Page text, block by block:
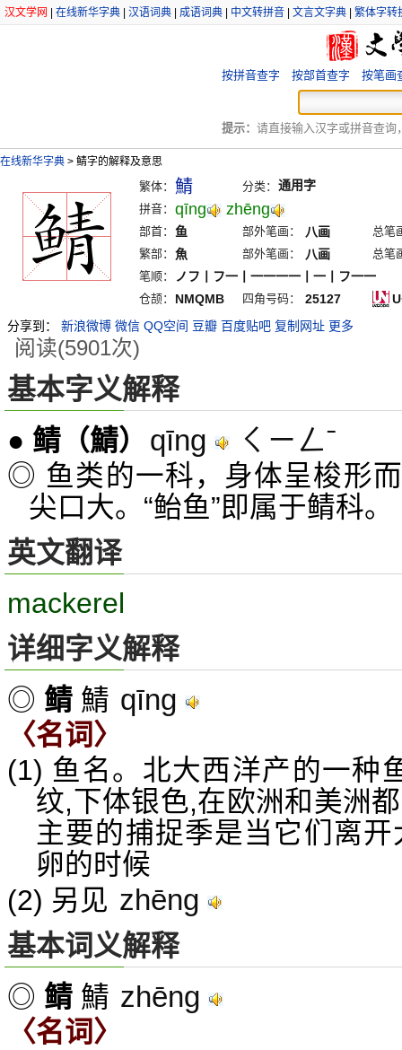
汉文学网 在线新华字典 汉语词典 成语词典 中文转拼音 文言文字典 繁体字转
按拼音查字 按部首查字 按笔画
提示： 请直接输入汉字或拼音查询
在线新华字典 > 鲭字的解释及意思
繁体： 鯖 分类： 通用字
拼音： qīng zhēng
部首： 鱼 部外笔画： 八画
总笔
繁部： 魚 部外笔画： 八画
总笔
笔顺：
ノフ丨フ一丨一一一一丨一丨フ一一
仓颉： NMQMB 四角号码： 25127
分享到：
新浪微博 微信 QQ空间 豆瓣 百度贴吧 复制网址 更多
阅读(5901次)
基本字义解释
● 鲭 （鯖） qīng ㄑㄧㄥˉ
◎ 鱼类的一科，身体呈梭形
尖口大。“鲐鱼”即属于鲭科。
英文翻译
mackerel
详细字义解释
◎ 鲭 鯖 qīng
〈名词〉
(1) 鱼名。北大西洋产的一种
纹,下体银色,在欧洲和美洲
主要的捕捉季是当它们离
卵的时候
(2) 另见 zhēng
基本词义解释
◎ 鲭 鯖 zhēng
〈名词〉